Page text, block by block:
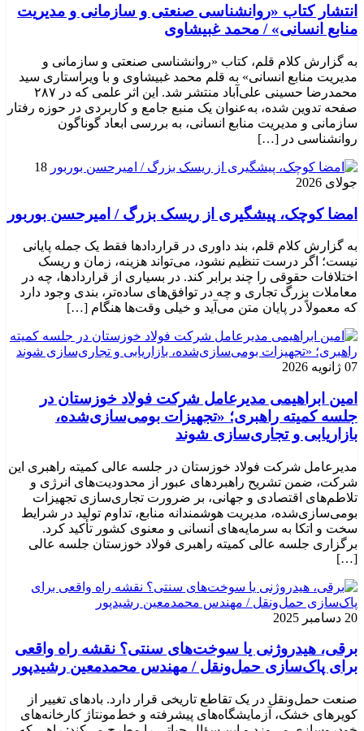
انتشار کتاب «روانشناسی صنعتی و سازمانی و مدیریت
منابع انسانی» / محمد غبیشاوی
به گزارش کلام قلم، کتاب «روانشناسی صنعتی و سازمانی و
مدیریت منابع انسانی» به قلم محمد غبیشاوی و با ویراستاری سید
محمدرضا حسینی علی‌آباد منتشر شد. این اثر علمی که در ۲۸۷
صفحه تدوین شده، به‌عنوان یک منبع جامع و کاربردی در حوزه رفتار
سازمانی و مدیریت منابع انسانی، به بررسی ابعاد گوناگون
روانشناسی در […]
18
جولای 2026
امضا کوچک، پیشگیری از ریسک بزرگ / امیرحسن بوربور
به گزارش کلام قلم، بند داوری در قراردادها فقط یک جمله پایانی
نیست؛ اگر درست تنظیم نشود، می‌تواند هزینه، زمان و ریسک
اختلافات حقوقی را چند برابر کند. در بسیاری از قراردادها، چه در
معاملات بزرگ تجاری و چه در توافق‌های ساده‌تر، بندی وجود دارد
که معمولاً در پایان متن می‌آید و خیلی وقت‌ها هنگام […]
07 ژانویه 2026
امین ابراهیمی مدیرعامل شرکت فولاد خوزستان در
جلسه کمیته راهبری؛ «تجهیزات بومی‌سازی‌شده،
بازاریابی و تجاری‌سازی شوند
مدیرعامل شرکت فولاد خوزستان در جلسه عالی کمیته راهبری این
شرکت، ضمن تشریح راهبردهای عبور از محدودیت‌های انرژی و
تلاطم‌های اقتصادی و جهانی، بر ضرورت تجاری‌سازی تجهیزات
بومی‌سازی‌شده، مدیریت هوشمندانه منابع، تداوم تولید در شرایط
سخت و اتکا به سرمایه‌های انسانی و معنوی کشور تأکید کرد.
برگزاری جلسه عالی کمیته راهبری فولاد خوزستان جلسه عالی
[…]
20 دسامبر 2025
برقی، هیدروژنی یا سوخت‌های سنتی؟ نقشه راه واقعی
برای پاک‌سازی حمل‌ونقل / مهندس محمدمعین رشیدپور
صنعت حمل‌ونقل در یک تقاطع تاریخی قرار دارد. بادهای تغییر از
کویرهای خشک، آزمایشگاه‌های پیشرفته و خط‌مونتاژ کارخانه‌های